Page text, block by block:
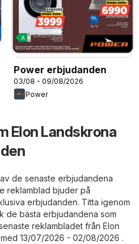
Power erbjudanden
03/08 - 09/08/2026
Power
Elon Landskrona
de senaste erbjudandena
reklamblad bjuder på
erbjudanden. Titta igenom
de bästa erbjudandena som
reklambladet från Elon
13/07/2026 - 02/08/2026 .